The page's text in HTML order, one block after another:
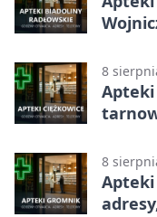
8
Apteki
8